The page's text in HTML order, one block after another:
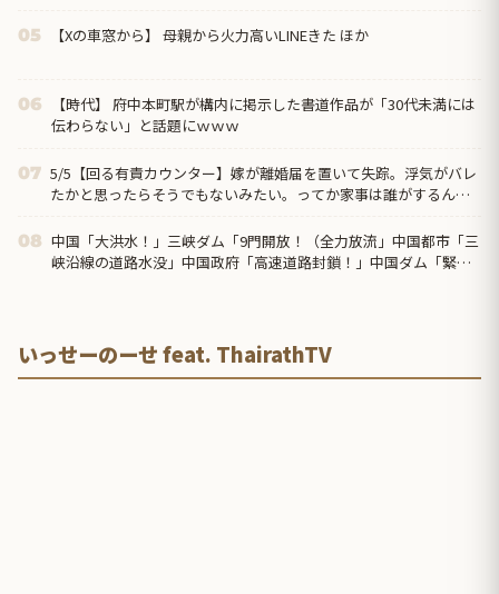
05 【Xの車窓から】 母親から火力高いLINEきた ほか
06
【時代】 府中本町駅が構内に掲示した書道作品が「30代未満には
伝わらない」と話題にｗｗｗ
07 5/5【回る有責カウンター】嫁が離婚届を置いて失踪。浮気がバレ
たかと思ったらそうでもないみたい。ってか家事は誰がするんだ
08 中国「大洪水！」三峡ダム「9門開放！（全力放流」中国都市「三
峡沿線の道路水没」中国政府「高速道路封鎖！」中国ダム「緊急
いっせーのーせ feat. ThairathTV